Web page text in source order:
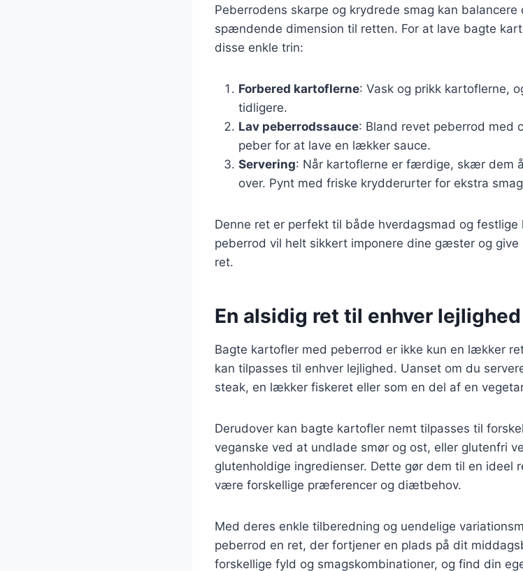
Peberrodens skarpe og krydrede smag kan
spændende dimension til retten. For at lave bagte
disse enkle trin:
Forbered kartoflerne: Vask og prikk kartoflerne,
tidligere.
Lav peberrodssauce: Bland revet peberrod med
peber for at lave en lækker sauce.
Servering: Når kartoflerne er færdige, skær dem
over. Pynt med friske krydderurter for ekstra
Denne ret er perfekt til både hverdagsmad og festlige
peberrod vil helt sikkert imponere dine gæster og
ret.
En alsidig ret til enhver lejlighed
Bagte kartofler med peberrod er ikke kun en lækker
kan tilpasses til enhver lejlighed. Uanset om du
steak, en lækker fiskeret eller som en del af en
Derudover kan bagte kartofler nemt tilpasses til
veganske ved at undlade smør og ost, eller glutenfri
glutenholdige ingredienser. Dette gør dem til en ideel
være forskellige præferencer og diætbehov.
Med deres enkle tilberedning og uendelige
peberrod en ret, der fortjener en plads på dit
forskellige fyld og smagskombinationer, og find din